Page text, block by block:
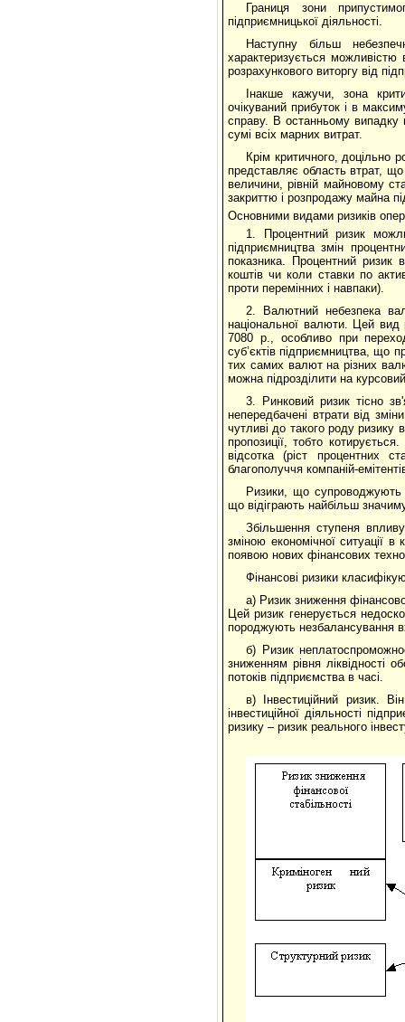
Границя зони
підприємницької діяльності.
Наступну більш
характеризується
розрахункового виторгу від
Інакше кажучи, зона
очікуваний прибуток і в
справу. В останньому випадку
сумі всіх марних витрат.
Крім критичного, доцільно
представляє область втрат,
величини, рівній майновому
закриттю і розпродажу майна
Основними видами ризиків
1. Процентний ризик
підприємництва змін
показника. Процентний ризик
коштів чи коли ставки по
проти перемінних і навпаки).
2. Валютний небезпека
національної валюти. Цей вид
7080 р., особливо при
суб’єктів підприємництва, що
тих самих валют на різних
можна підрозділити на
3. Ринковий ризик тісно
непередбачені втрати від
чутливі до такого роду ризику
пропозиції, тобто
відсотка (ріст процентних
благополуччя компаній-
Ризики, що супроводжують
що відіграють найбільш
Збільшення ступеня
зміною економічної ситуації
появою нових фінансових
Фінансові ризики
а) Ризик зниження
Цей ризик генерується
породжують незбалансування
б) Ризик
зниженням рівня ліквідності
потоків підприємства в часі.
в) Інвестиційний ризик.
інвестиційної діяльності
ризику – ризик реального